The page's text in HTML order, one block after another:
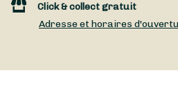
Click & collect gratuit
Adresse et horaires